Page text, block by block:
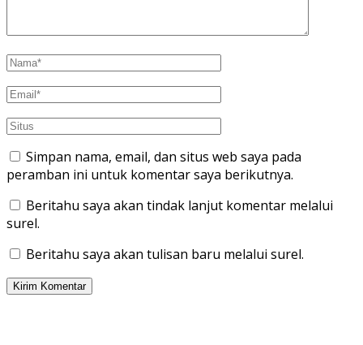
Simpan nama, email, dan situs web saya pada
peramban ini untuk komentar saya berikutnya.
Beritahu saya akan tindak lanjut komentar melalui
surel.
Beritahu saya akan tulisan baru melalui surel.